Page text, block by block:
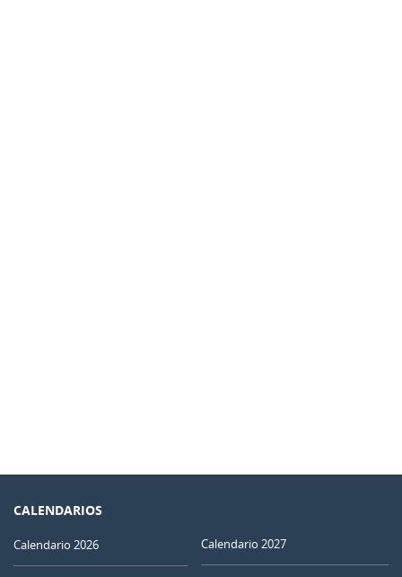
CALENDARIOS
Calendario 2026 Calendario 2027